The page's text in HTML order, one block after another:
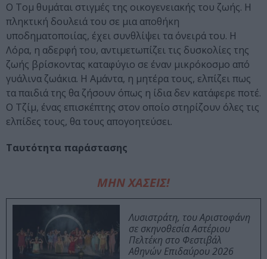
Ο Τομ θυμάται στιγμές της οικογενειακής του ζωής. Η
πληκτική δουλειά του σε μια αποθήκη
υποδηματοποιίας, έχει συνθλίψει τα όνειρά του. Η
Λόρα, η αδερφή του, αντιμετωπίζει τις δυσκολίες της
ζωής βρίσκοντας καταφύγιο σε έναν μικρόκοσμο από
γυάλινα ζωάκια. Η Αμάντα, η μητέρα τους, ελπίζει πως
τα παιδιά της θα ζήσουν όπως η ίδια δεν κατάφερε ποτέ.
Ο Τζίμ, ένας επισκέπτης στον οποίο στηρίζουν όλες τις
ελπίδες τους, θα τους απογοητεύσει.
Tαυτότητα παράστασης
ΜΗΝ ΧΑΣΕΙΣ!
Λυσιστράτη, του Αριστοφάνη
σε σκηνοθεσία Αστέριου
Πελτέκη στο Φεστιβάλ
Αθηνών Επιδαύρου 2026